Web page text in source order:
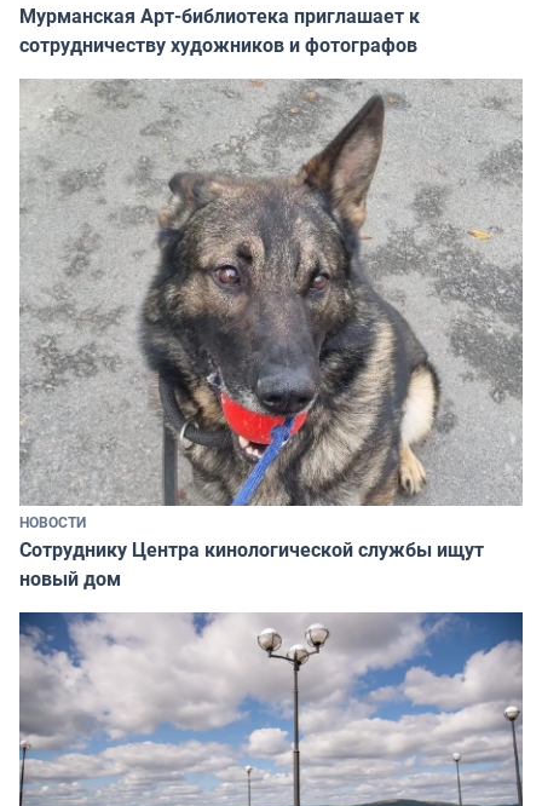
Мурманская Арт-библиотека приглашает к
сотрудничеству художников и фотографов
НОВОСТИ
Сотруднику Центра кинологической службы ищут
новый дом